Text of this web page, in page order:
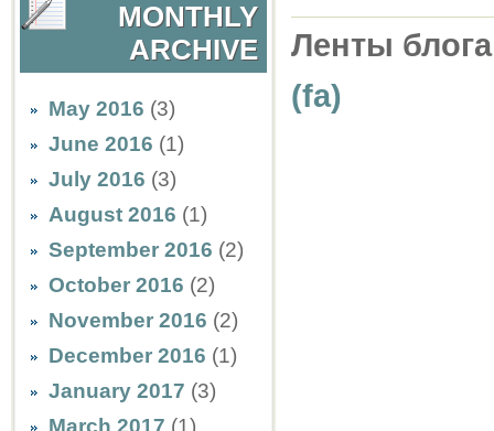
MONTHLY
ARCHIVE
May 2016 (3)
June 2016 (1)
July 2016 (3)
August 2016 (1)
September 2016 (2)
October 2016 (2)
November 2016 (2)
December 2016 (1)
January 2017 (3)
March 2017 (1)
Ленты
(fa)